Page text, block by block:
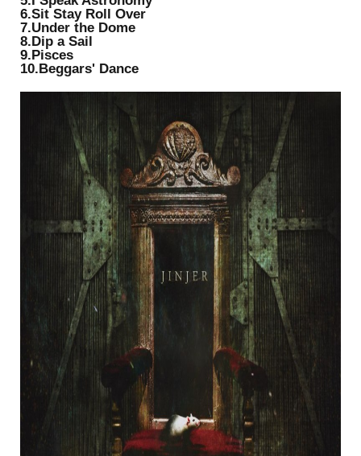
6.Sit Stay Roll Over
7.Under the Dome
8.Dip a Sail
9.Pisces
10.Beggars' Dance